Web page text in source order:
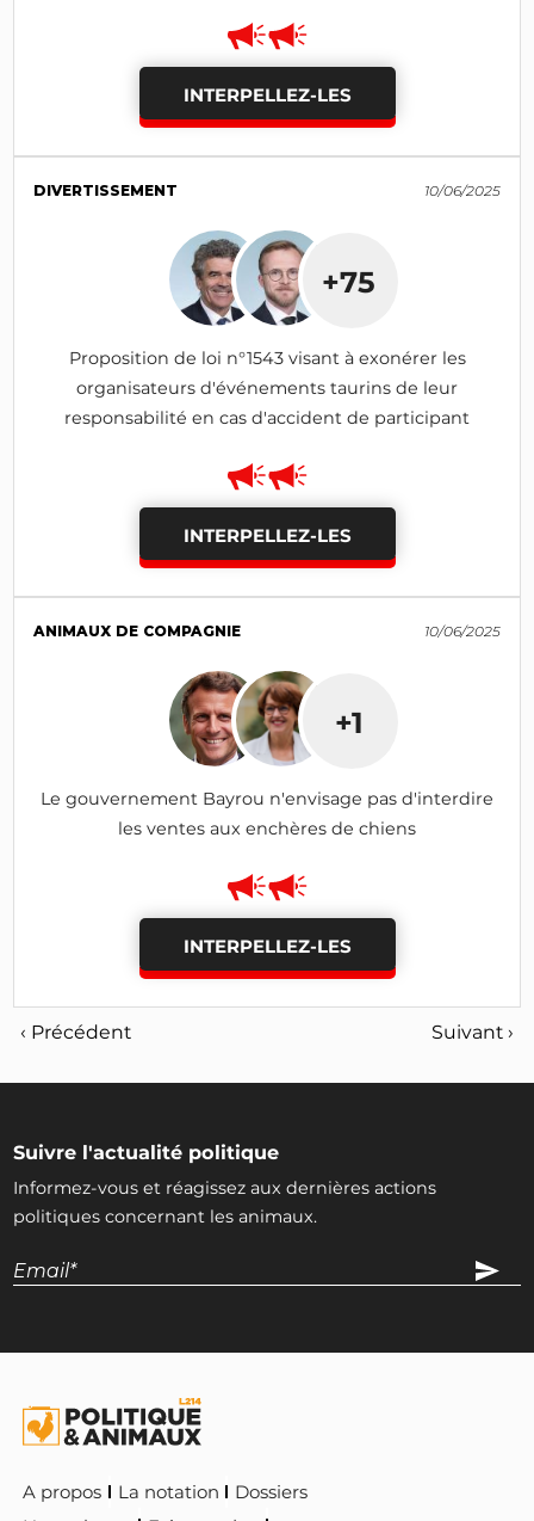
INTERPELLEZ-LES
DIVERTISSEMENT 10/06/2025
+75
Proposition de loi n°1543 visant à exonérer les
organisateurs d'événements taurins de leur
responsabilité en cas d'accident de participant
INTERPELLEZ-LES
ANIMAUX DE COMPAGNIE 10/06/2025
+1
Le gouvernement Bayrou n'envisage pas d'interdire
les ventes aux enchères de chiens
INTERPELLEZ-LES
‹ Précédent Suivant ›
Suivre l'actualité politique
Informez-vous et réagissez aux dernières actions
politiques concernant les animaux.
A propos La notation
Dossiers